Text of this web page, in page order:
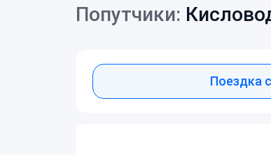
Попутчики:
Поездка